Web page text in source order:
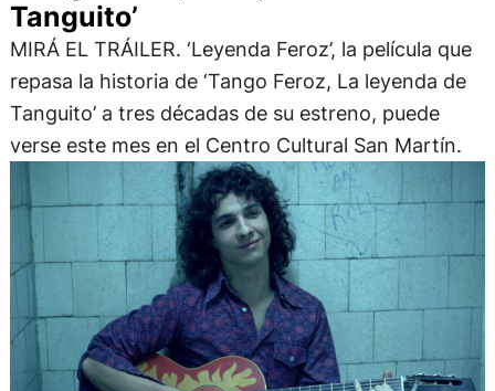
Tanguito’
MIRÁ EL TRÁILER. ‘Leyenda Feroz’, la película que
repasa la historia de ‘Tango Feroz, La leyenda de
Tanguito’ a tres décadas de su estreno, puede
verse este mes en el Centro Cultural San Martín.